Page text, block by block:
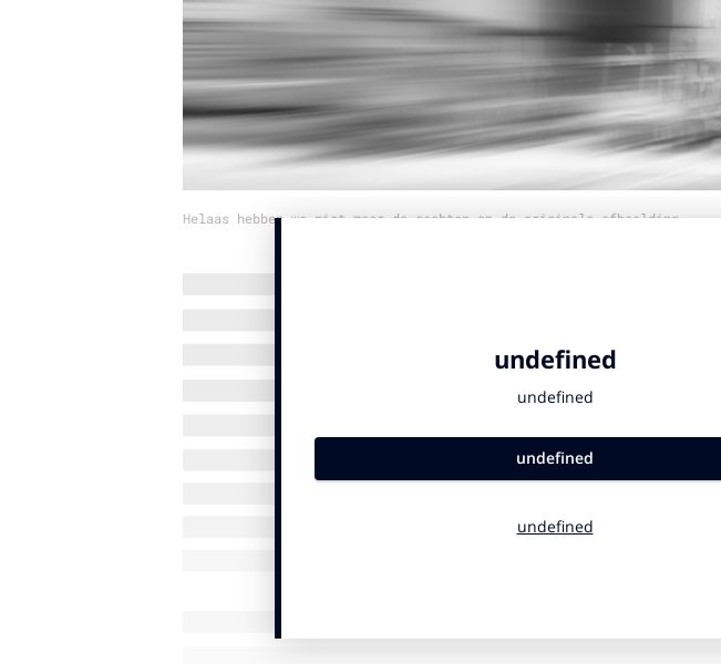
Helaas hebben we niet meer de rechten op de originele afbeelding